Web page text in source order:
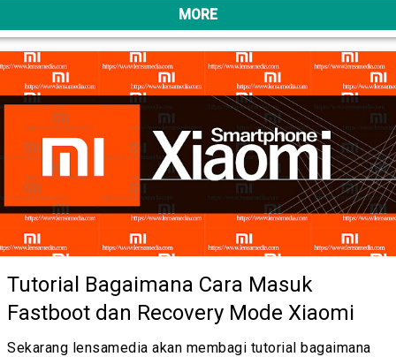
MORE
Tutorial Bagaimana Cara Masuk
Fastboot dan Recovery Mode Xiaomi
Sekarang lensamedia akan membagi tutorial bagaimana